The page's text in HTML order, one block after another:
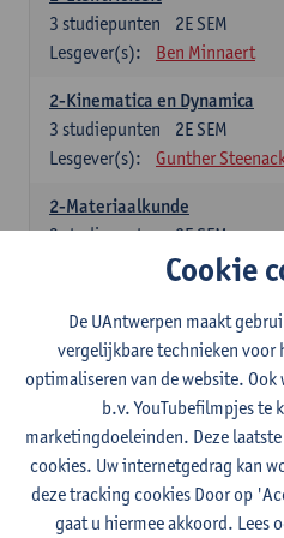
2E SEM
3 studiepunten
Lesgever(s):
Ben Minnaert
2-Kinematica en Dynamica
2E SEM
3 studiepunten
Lesgever(s):
Gunther
2-Materiaalkunde
2E SEM
3studiepunten
Linda Beenaerts
2-Wiskunde
2E SEM
studiepunten
Lesgever(s):
Rudi Penne
Stijn Dierckx
Senne Ignoul
Specifiek deel
15 studiepunten
Cookie
De UAntwerpen maakt
vergelijkbare technieken voor
optimaliseren van de website.
b.v. YouTubefilmpjes te
marketingdoeleinden. Deze
cookies. Uw internetgedrag kan
deze tracking cookies Door op
gaat u hiermee akkoord. Lees